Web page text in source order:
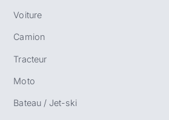
Voiture
Camion
Tracteur
Moto
Bateau / Jet-ski